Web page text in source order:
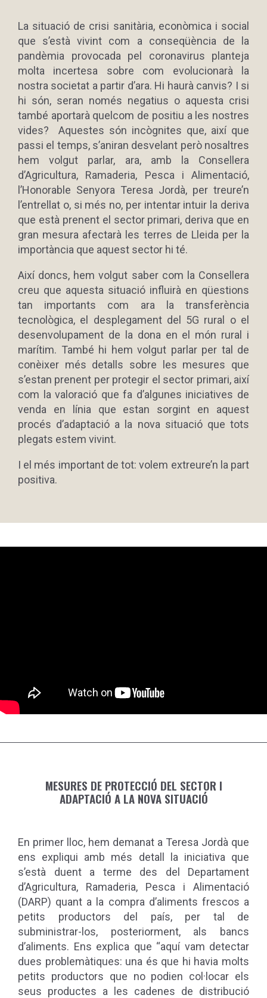
La situació de crisi sanitària, econòmica i social
que s’està vivint com a conseqüència de la
pandèmia provocada pel coronavirus planteja
molta incertesa sobre com evolucionarà la
nostra societat a partir d’ara. Hi haurà canvis? I si
hi són, seran només negatius o aquesta crisi
també aportarà quelcom de positiu a les nostres
vides?
Aquestes són incògnites que, així que
passi el temps, s’aniran desvelant però nosaltres
hem volgut parlar, ara, amb la Consellera
d’Agricultura, Ramaderia, Pesca i Alimentació,
l’Honorable Senyora Teresa Jordà, per treure’n
l’entrellat o, si més no, per intentar intuir la deriva
que està prenent el sector primari, deriva que en
gran mesura afectarà les terres de Lleida per la
importància que aquest sector hi té.
Així doncs, hem volgut saber com la Consellera
creu que aquesta situació influirà en qüestions
tan importants com ara la transferència
tecnològica, el desplegament del 5G rural o el
desenvolupament de la dona en el món rural i
marítim. També hi hem volgut parlar per tal de
conèixer més detalls sobre les mesures que
s’estan prenent per protegir el sector primari, així
com la valoració que fa d’algunes iniciatives de
venda en línia que estan sorgint en aquest
procés d’adaptació a la nova situació que tots
plegats estem vivint.
I el més important de tot: volem extreure’n la part
positiva.
MESURES DE PROTECCIÓ DEL SECTOR I
ADAPTACIÓ A LA NOVA SITUACIÓ
En primer lloc, hem demanat a Teresa Jordà que
ens expliqui amb més detall la iniciativa que
s’està duent a terme des del Departament
d’Agricultura, Ramaderia, Pesca i Alimentació
(DARP) quant a la compra d’aliments frescos a
petits productors del país, per tal de
subministrar-los, posteriorment, als bancs
d’aliments. Ens explica que “aquí vam detectar
dues problemàtiques: una és que hi havia molts
petits productors que no podien col·locar els
seus productes a les cadenes de distribució